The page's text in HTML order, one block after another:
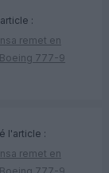
:
remet en
777-9
l'article :
remet en